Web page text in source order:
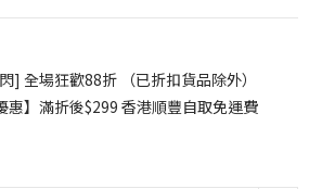
] 全場狂歡88折 （已折扣貨品除外）
惠】滿折後$299 香港順豐自取免運費